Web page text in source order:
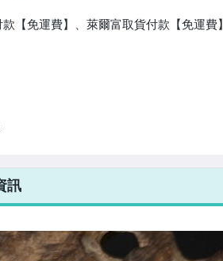
款【免運費】、萊爾富取貨付款【免運費】
元
優惠無限次！
訊